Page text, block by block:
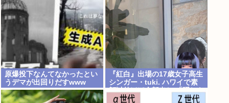
原爆投下なんてなかったとい
うデマが出回りだすwww
『紅白』出場の17歳女子高生
シンガー・tuki. ハワイで素
顔以外ほぼ全部出し 「隠しき
れない美貌」とSNSざわつく